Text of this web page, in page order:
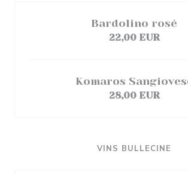
Bardolino rosé
22,00 EUR
Komaros
28,00 EUR
VINS BULLECINE